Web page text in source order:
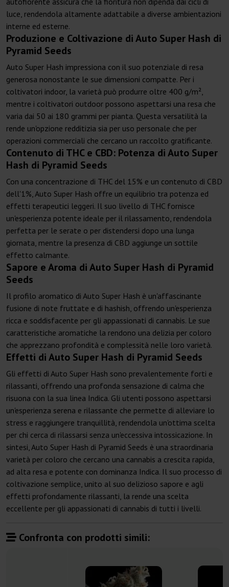
luce, rendendola altamente adattabile a diverse ambientazioni
interne ed esterne.
Produzione e Coltivazione di Auto Super Hash di
Pyramid Seeds
Auto Super Hash impressiona con il suo potenziale di resa
generosa nonostante le sue dimensioni compatte. Per i
coltivatori indoor, la varietà può produrre oltre 400 g/m²,
mentre i coltivatori outdoor possono aspettarsi una resa che
varia dai 50 ai 180 grammi per pianta. Questa versatilità la
rende un'opzione redditizia sia per uso personale che per
operazioni commerciali che cercano un raccolto gratificante.
Contenuto di THC e CBD: Potenza di Auto Super
Hash di Pyramid Seeds
Con una concentrazione di THC del 15% e un contenuto di CBD
dell'1%, Auto Super Hash offre un equilibrio tra potenza ed
effetti terapeutici leggeri. Il suo livello di THC fornisce
un'esperienza potente ideale per il rilassamento, rendendola
perfetta per le serate o per distendersi dopo una lunga
giornata, mentre la presenza di CBD aggiunge un sottile
effetto calmante.
Sapore e Aroma di Auto Super Hash di Pyramid
Seeds
Il profilo aromatico di Auto Super Hash è un'affascinante
fusione di note fruttate e di hashish, offrendo un'esperienza
ricca e soddisfacente per gli appassionati di cannabis. Le sue
caratteristiche aromatiche la rendono una delizia per coloro
che apprezzano profondità e complessità nelle loro varietà.
Effetti di Auto Super Hash di Pyramid Seeds
Gli effetti di Auto Super Hash sono prevalentemente forti e
rilassanti, offrendo una profonda sensazione di calma che
risuona con la sua linea Indica. Gli utenti possono aspettarsi
un'esperienza serena e rilassante che permette di alleviare lo
stress e raggiungere tranquillità, rendendola un'ottima scelta
per chi cerca di rilassarsi senza un'eccessiva intossicazione. In
sintesi, Auto Super Hash di Pyramid Seeds è una straordinaria
varietà per coloro che cercano una cannabis a crescita rapida,
ad alta resa e potente con dominanza Indica. Il suo processo di
coltivazione semplice, unito al suo delizioso sapore e agli
effetti profondamente rilassanti, la rende una scelta
eccellente per gli appassionati di cannabis di tutti i livelli.
Confronta con prodotti simili: